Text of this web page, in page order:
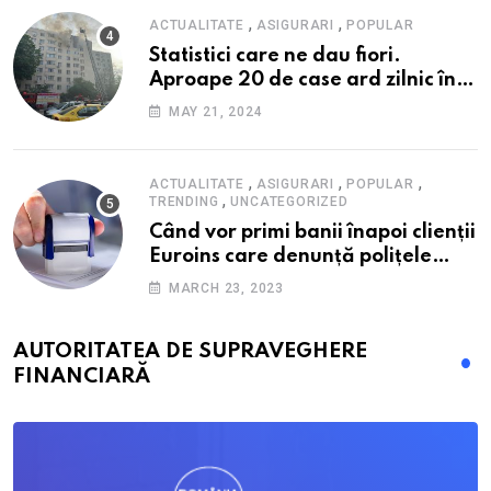
ACTUALITATE , ASIGURARI ,POPULAR
Statistici care ne dau fiori.
Aproape 20 de case ard zilnic în
România, iar pagubele au
nici 40 de lei pe lună
MAY 21, 2024
ACTUALITATE , ASIGURARI ,POPULAR ,
TRENDING ,UNCATEGORIZED
Când vor primi banii înapoi clienții
Euroins care denunță polițele
RCA? Toți pașii și toate termenele
MARCH 23, 2023
AUTORITATEA DE SUPRAVEGHERE
FINANCIARĂ